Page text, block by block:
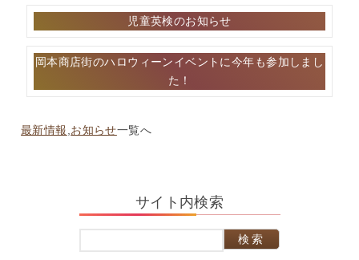
投
稿
ナ
ビ
ゲ
シ
ョ
児童英検のお知らせ
岡本商店街のハロウィーンイベントに今年も参加しまし
た！
最新情報 お知らせ一覧へ
サイト内検索